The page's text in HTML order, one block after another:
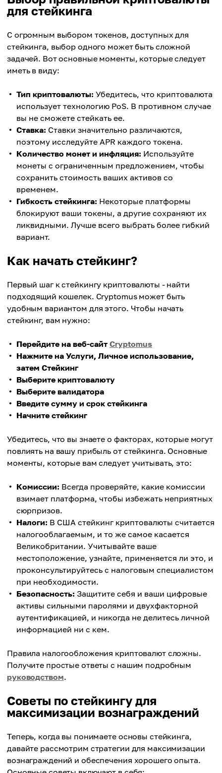
Рыночная капитализация стейкинга
$7.68b
7.4%
Рыночная капитализация стейкинга
$93.62b
для стейкинга
С огромным выбором токенов, доступных для
стейкинга, выбор одного может быть сложной
задачей. Вот основные моменты, которые следует
иметь в виду:
Тип криптовалюты: Убедитесь, что криптовалюта
использует технологию PoS. В противном случае
вы не сможете стейкать ее.
Ставка: Ставки значительно различаются,
поэтому исследуйте APR каждого токена.
Количество монет и инфляция: Используйте
монеты с ограниченным предложением, чтобы
сохранить стоимость ваших активов со
временем.
Гибкость стейкинга: Некоторые платформы
блокируют ваши токены, а другие сохраняют их
ликвидными. Лучше всего выбрать более гибкий
вариант.
Как начать стейкинг?
Первый шаг к стейкингу криптовалюты - найти
подходящий кошелек. Cryptomus может быть
удобным вариантом для этого. Чтобы начать
стейкинг, вам нужно:
Перейдите на веб-сайт Cryptomus
Нажмите на Услуги, Личное использование,
затем Стейкинг
Выберите криптовалюту
Выберите валидатора
Введите сумму и срок стейкинга
Начните стейкинг
Убедитесь, что вы знаете о факторах, которые могут
повлиять на вашу прибыль от стейкинга. Основные
моменты, которые вам следует учитывать, это:
Комиссии: Всегда проверяйте, какие комиссии
взимает платформа, чтобы избежать неприятных
сюрпризов.
Налоги: В США стейкинг криптовалюты считается
налогооблагаемым, и то же самое касается
Великобритании. Учитывайте ваше
местоположение, узнайте, применяется ли это, и
проконсультируйтесь с налоговым специалистом
при необходимости.
Безопасность: Защитите себя и ваши цифровые
активы сильными паролями и двухфакторной
аутентификацией, и никогда не делитесь личной
информацией ни с кем.
Правила налогообложения криптовалют сложны.
Получите простые ответы с нашим подробным
руководством.
Советы по стейкингу для
максимизации вознаграждений
Теперь, когда вы понимаете основы стейкинга,
давайте рассмотрим стратегии для максимизации
вознаграждений и обеспечения хорошего опыта.